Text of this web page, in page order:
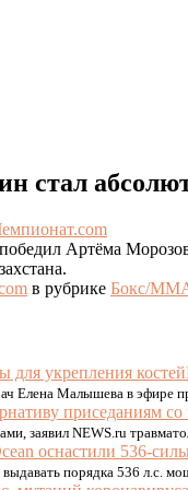
стал
Артёма
в рубрике Бокс/
Елена Малышева в
заявил NEWS.ru
порядка 536 л.с.